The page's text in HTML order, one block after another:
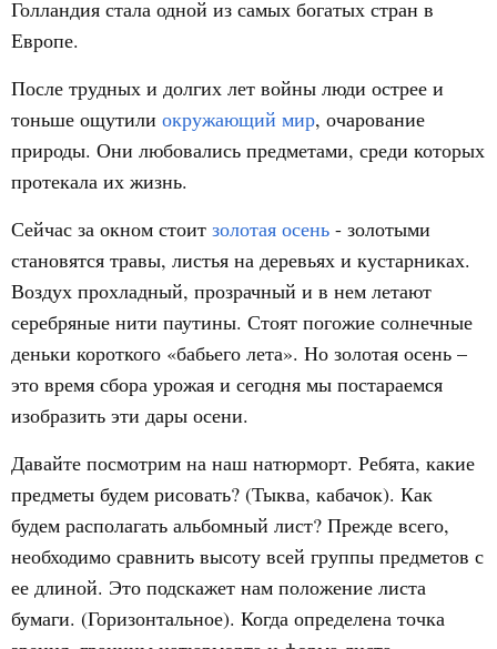
Голландия стала одной из самых богатых стран в
Европе.
После трудных и долгих лет войны люди острее и
тоньше ощутили окружающий мир, очарование
природы. Они любовались предметами, среди которых
протекала их жизнь.
Сейчас за окном стоит золотая осень - золотыми
становятся травы, листья на деревьях и кустарниках.
Воздух прохладный, прозрачный и в нем летают
серебряные нити паутины. Стоят погожие солнечные
деньки короткого «бабьего лета». Но золотая осень –
это время сбора урожая и сегодня мы постараемся
изобразить эти дары осени.
Давайте посмотрим на наш натюрморт. Ребята, какие
предметы будем рисовать? (Тыква, кабачок). Как
будем располагать альбомный лист? Прежде всего,
необходимо сравнить высоту всей группы предметов с
ее длиной. Это подскажет нам положение листа
бумаги. (Горизонтальное). Когда определена точка